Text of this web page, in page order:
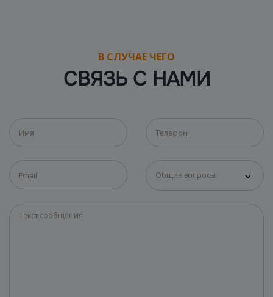
В СЛУЧАЕ ЧЕГО
СВЯЗЬ С НАМИ
Общие вопросы